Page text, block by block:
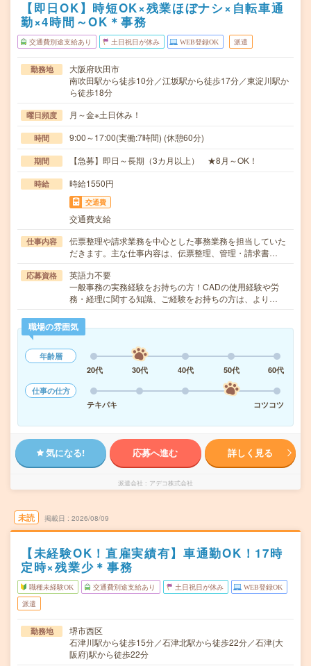
【即日OK】時短OK×残業ほぼナシ×自転車通
勤×4時間～OK＊事務
交通費別途支給あり 土日祝日が休み WEB登録OK 派遣
勤務地
大阪府吹田市
南吹田駅から徒歩10分／江坂駅から徒歩17分／東淀川駅か
ら徒歩18分
曜日頻度 月～金※土日休み！
時間 9:00～17:00(実働:7時間) (休憩60分)
期間 【急募】即日～長期（3カ月以上） ★8月～OK！
時給 時給1550円
交通費
交通費支給
仕事内容
伝票整理や請求業務を中心とした事務業務を担当していた
だきます。主な仕事内容は、伝票整理、管理・請求書…
応募資格
英語力不要
一般事務の実務経験をお持ちの方！CADの使用経験や労
務・経理に関する知識、ご経験をお持ちの方は、より…
職場の雰囲気
年齢層
20代
30代 40代 50代
60代
仕事の仕方
テキパキ
コツコツ
気になる! 応募へ進む 詳しく見る
派遣会社 アデコ株式会社
未読 掲載日 2026/08/09
【未経験OK！直雇実績有】車通勤OK！17時
定時×残業少＊事務
職種未経験OK 交通費別途支給あり 土日祝日が休み WEB登録OK
派遣
勤務地
堺市西区
石津川駅から徒歩15分／石津北駅から徒歩22分／石津(大
阪府)駅から徒歩22分